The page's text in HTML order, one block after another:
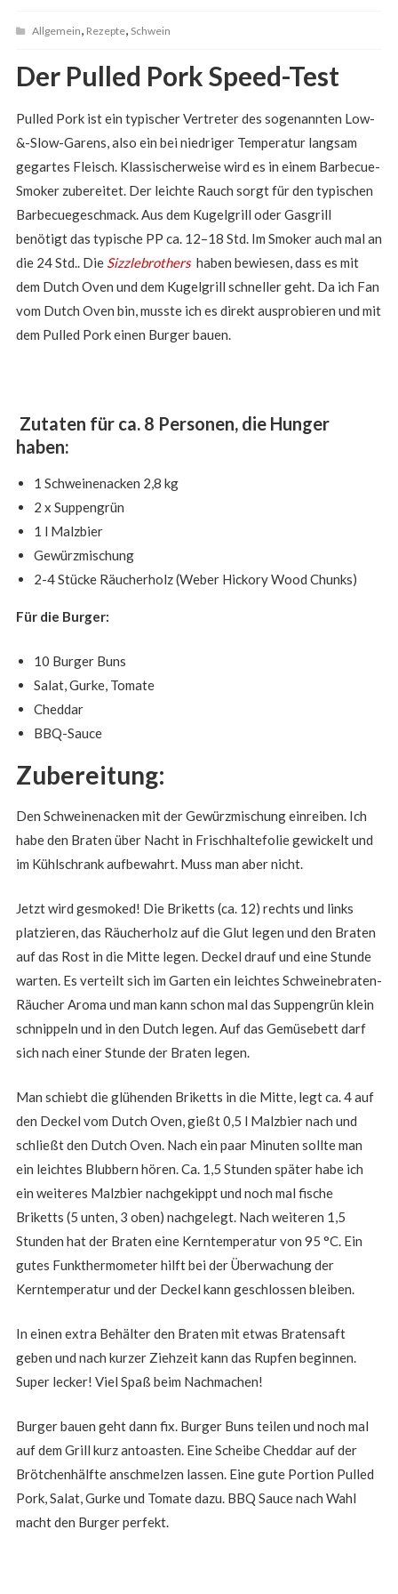
Allgemein, Rezepte, Schwein
Der Pulled Pork Speed-Test
Pulled Pork ist ein typischer Vertreter des sogenannten Low-
&-Slow-Garens, also ein bei niedriger Temperatur langsam
gegartes Fleisch. Klassischerweise wird es in einem Barbecue-
Smoker zubereitet. Der leichte Rauch sorgt für den typischen
Barbecuegeschmack. Aus dem Kugelgrill oder Gasgrill
benötigt das typische PP ca. 12–18 Std. Im Smoker auch mal an
die 24 Std.. Die Sizzlebrothers haben bewiesen, dass es mit
dem Dutch Oven und dem Kugelgrill schneller geht. Da ich Fan
vom Dutch Oven bin, musste ich es direkt ausprobieren und mit
dem Pulled Pork einen Burger bauen.
Zutaten für ca. 8 Personen, die Hunger
haben:
1 Schweinenacken 2,8 kg
2 x Suppengrün
1 l Malzbier
Gewürzmischung
2-4 Stücke Räucherholz (Weber Hickory Wood Chunks)
Für die Burger:
10 Burger Buns
Salat, Gurke, Tomate
Cheddar
BBQ-Sauce
Zubereitung:
Den Schweinenacken mit der Gewürzmischung einreiben. Ich
habe den Braten über Nacht in Frischhaltefolie gewickelt und
im Kühlschrank aufbewahrt. Muss man aber nicht.
Jetzt wird gesmoked! Die Briketts (ca. 12) rechts und links
platzieren, das Räucherholz auf die Glut legen und den Braten
auf das Rost in die Mitte legen. Deckel drauf und eine Stunde
warten. Es verteilt sich im Garten ein leichtes Schweinebraten-
Räucher Aroma und man kann schon mal das Suppengrün klein
schnippeln und in den Dutch legen. Auf das Gemüsebett darf
sich nach einer Stunde der Braten legen.
Man schiebt die glühenden Briketts in die Mitte, legt ca. 4 auf
den Deckel vom Dutch Oven, gießt 0,5 l Malzbier nach und
schließt den Dutch Oven. Nach ein paar Minuten sollte man
ein leichtes Blubbern hören. Ca. 1,5 Stunden später habe ich
ein weiteres Malzbier nachgekippt und noch mal fische
Briketts (5 unten, 3 oben) nachgelegt. Nach weiteren 1,5
Stunden hat der Braten eine Kerntemperatur von 95 °C. Ein
gutes Funkthermometer hilft bei der Überwachung der
Kerntemperatur und der Deckel kann geschlossen bleiben.
In einen extra Behälter den Braten mit etwas Bratensaft
geben und nach kurzer Ziehzeit kann das Rupfen beginnen.
Super lecker! Viel Spaß beim Nachmachen!
Burger bauen geht dann fix. Burger Buns teilen und noch mal
auf dem Grill kurz antoasten. Eine Scheibe Cheddar auf der
Brötchenhälfte anschmelzen lassen. Eine gute Portion Pulled
Pork, Salat, Gurke und Tomate dazu. BBQ Sauce nach Wahl
macht den Burger perfekt.